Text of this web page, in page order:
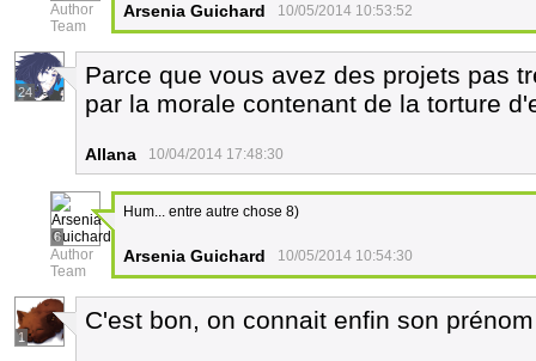
Author
Team
Arsenia Guichard 10/05/2014 10:53:52
24
Parce que vous avez des projets pas
par la morale contenant de la torture
Allana 10/04/2014 17:48:30
6
Author
Team
Hum... entre autre chose 8)
Arsenia Guichard 10/05/2014 10:54:30
1
C'est bon, on connait enfin son